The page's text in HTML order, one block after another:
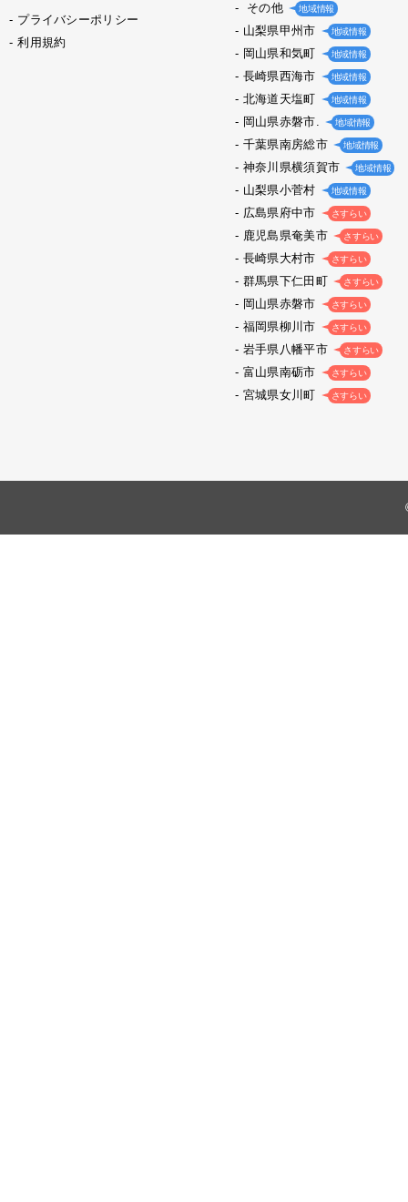
プライバシーポリシー
利用規約
その他 地域情報
山梨県甲州市 地域情報
岡山県和気町 地域情報
長崎県西海市 地域情報
北海道天塩町 地域情報
岡山県赤磐市. 地域情報
千葉県南房総市 地域情報
神奈川県横須賀市 地域情報
山梨県小菅村 地域情報
広島県府中市 さすらい
鹿児島県奄美市 さすらい
長崎県大村市 さすらい
群馬県下仁田町 さすらい
岡山県赤磐市 さすらい
福岡県柳川市 さすらい
岩手県八幡平市 さすらい
富山県南砺市 さすらい
宮城県女川町 さすらい